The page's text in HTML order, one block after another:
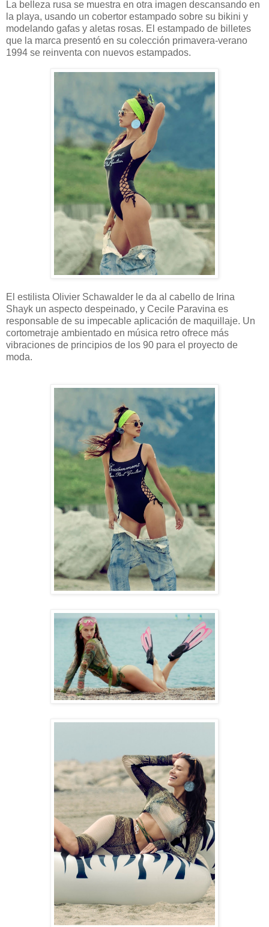
La belleza rusa se muestra en otra imagen descansando en
la playa, usando un cobertor estampado sobre su bikini y
modelando gafas y aletas rosas. El estampado de billetes
que la marca presentó en su colección primavera-verano
1994 se reinventa con nuevos estampados.
El estilista Olivier Schawalder le da al cabello de Irina
Shayk un aspecto despeinado, y Cecile Paravina es
responsable de su impecable aplicación de maquillaje. Un
cortometraje ambientado en música retro ofrece más
vibraciones de principios de los 90 para el proyecto de
moda.